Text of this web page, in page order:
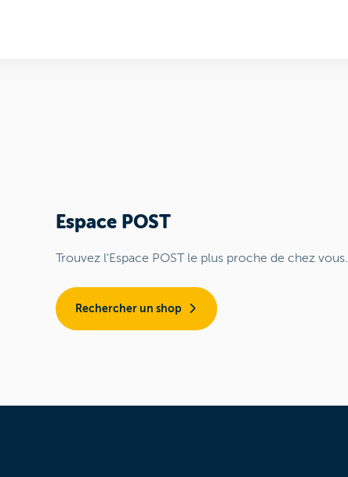
Espace POST
Trouvez l'Espace POST le plus proche de chez vous.
Rechercher un shop